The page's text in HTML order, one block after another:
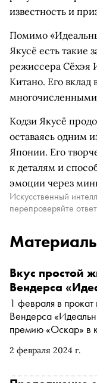
известность и
Помимо
Якусё есть такие
режиссера Сёхэя
Китано. Его
Кодзи Якусё
оставаясь одним
Японии. Его
к деталям и
эмоции через
Искусственный
перепроверяйте
2 февраля 2024 г.
Вкус простой
Вендерса
1 февраля в
Вендерса
премию «Оскар» в
Японию, чтобы